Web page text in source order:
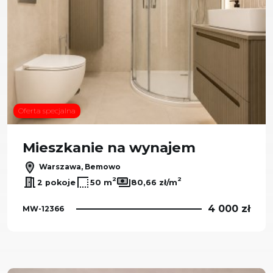
Oferta specjalna
Mieszkanie na wynajem
Warszawa, Bemowo
2 pokoje
50 m2 80,66 zł/m2
MW-12366 4 000 zł